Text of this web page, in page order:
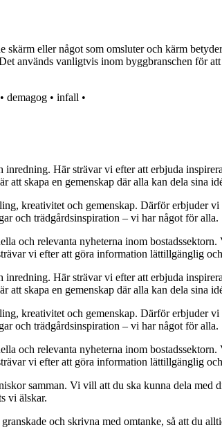
eller något som omsluter och kärm
används vanligtvis inom byggbranschen för
• demagog • infall •
Här strävar vi efter att erbjuda
skapa en gemenskap där alla kan dela sina
kreativitet och gemenskap. Därför erbjuder
och trädgårdsinspiration – vi har något för alla.
och relevanta nyheterna inom
vi efter att göra information lättillgänglig
Här strävar vi efter att erbjuda
skapa en gemenskap där alla kan dela sina
kreativitet och gemenskap. Därför erbjuder
och trädgårdsinspiration – vi har något för alla.
och relevanta nyheterna inom
vi efter att göra information lättillgänglig
samman. Vi vill att du ska kunna dela
vi älskar.
och skrivna med omtanke, så att du